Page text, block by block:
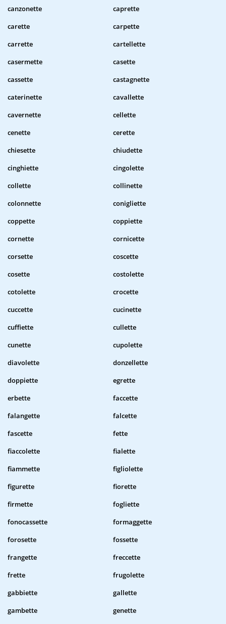
canzonette
caprette
carette
carpette
carrette
cartellette
casermette
casette
cassette
castagnette
caterinette
cavallette
cavernette
cellette
cenette
cerette
chiesette
chiudette
cinghiette
cingolette
collette
collinette
colonnette
conigliette
coppette
coppiette
cornette
cornicette
corsette
coscette
cosette
costolette
cotolette
crocette
cuccette
cucinette
cuffiette
cullette
cunette
cupolette
diavolette
donzellette
doppiette
egrette
erbette
faccette
falangette
falcette
fascette
fette
fiaccolette
fialette
fiammette
figliolette
figurette
fiorette
firmette
fogliette
fonocassette
formaggette
forosette
fossette
frangette
freccette
frette
frugolette
gabbiette
gallette
gambette
genette